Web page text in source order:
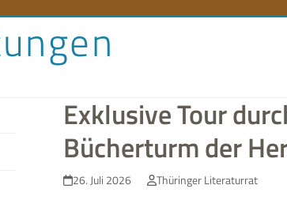
Exklusive Tour
Bücherturm der
26. Juli 2026 Thüringer Literaturrat